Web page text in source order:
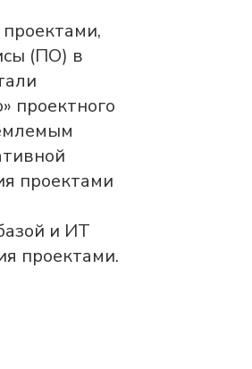
(ПО) в
проектного
проектами
и ИТ
проектами.